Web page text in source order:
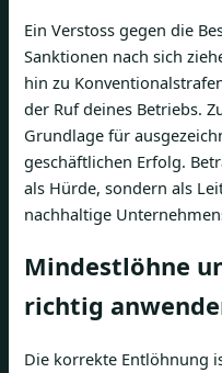
Ein Verstoss gegen die
Sanktionen nach sich
hin zu
der Ruf deines Betriebs.
Grundlage für
geschäftlichen Erfolg.
als Hürde, sondern als
nachhaltige
Mindestlöhne
richtig
Die korrekte Entlöhnung